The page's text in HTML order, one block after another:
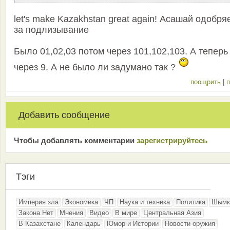
let's make Kazakhstan great again! Асашай
за подлизывание
Было 01,02,03 потом через 101,102,103. А теперь
через 9. А не было ли задумано так ?
поощрить
Добавить сообщение
Чтобы добавлять комментарии зарeгиcтрирyйтeсь
Тэги
Империя зла Экономика ЧП Наука и техника Политика
Закона.Нет
Мнения Видео В мире
Центральная Азия
В Казахстане
Календарь Юмор и Истории Новости оружия